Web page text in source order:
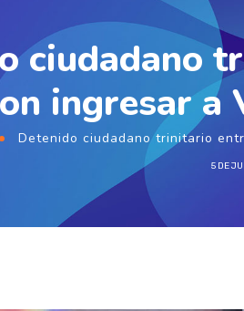
ciudadano
ingresar a
Detenido ciudadano trinitario
5 DE